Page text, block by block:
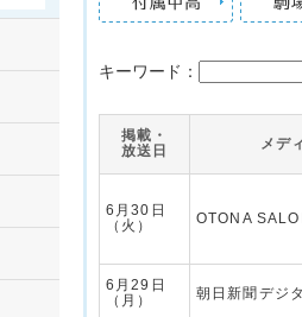
キーワード：
掲載・
放送日
メデ
6月30日
（火）
OTONA
6月29日
（月）
朝日新聞デジ